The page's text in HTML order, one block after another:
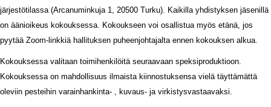
järjestötilassa (Arcanuminkuja 1, 20500 Turku). Kaikilla yhdistyksen jäsenillä
on äänioikeus kokouksessa. Kokoukseen voi osallistua myös etänä, jos
pyytää Zoom-linkkiä hallituksen puheenjohtajalta ennen kokouksen alkua.
Kokouksessa valitaan toimihenkilöitä seuraavaan speksiproduktioon.
Kokouksessa on mahdollisuus ilmaista kiinnostuksensa vielä täyttämättä
oleviin pesteihin varainhankinta- , kuvaus- ja virkistysvastaavaksi.